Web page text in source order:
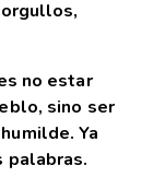
no estar
sino ser
Ya
palabras.